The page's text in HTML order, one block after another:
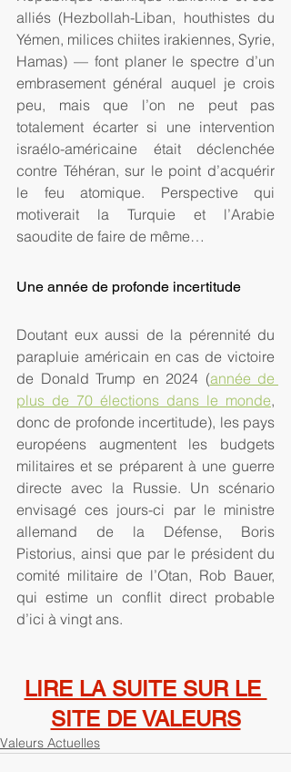
alliés (Hezbollah-Liban, houthistes du
Yémen, milices chiites irakiennes, Syrie,
Hamas) — font planer le spectre d’un
embrasement général auquel je crois
peu, mais que l’on ne peut pas
totalement écarter si une intervention
israélo-américaine était déclenchée
contre Téhéran, sur le point d’acquérir
le feu atomique. Perspective qui
motiverait la Turquie et l’Arabie
saoudite de faire de même…
Une année de profonde incertitude
Doutant eux aussi de la pérennité du
parapluie américain en cas de victoire
de Donald Trump en 2024 (année de
plus de 70 élections dans le monde,
donc de profonde incertitude), les pays
européens augmentent les budgets
militaires et se préparent à une guerre
directe avec la Russie. Un scénario
envisagé ces jours-ci par le ministre
allemand de la Défense, Boris
Pistorius, ainsi que par le président du
comité militaire de l’Otan, Rob Bauer,
qui estime un conflit direct probable
d’ici à vingt ans.
LIRE LA SUITE SUR LE
SITE DE VALEURS
Valeurs Actuelles